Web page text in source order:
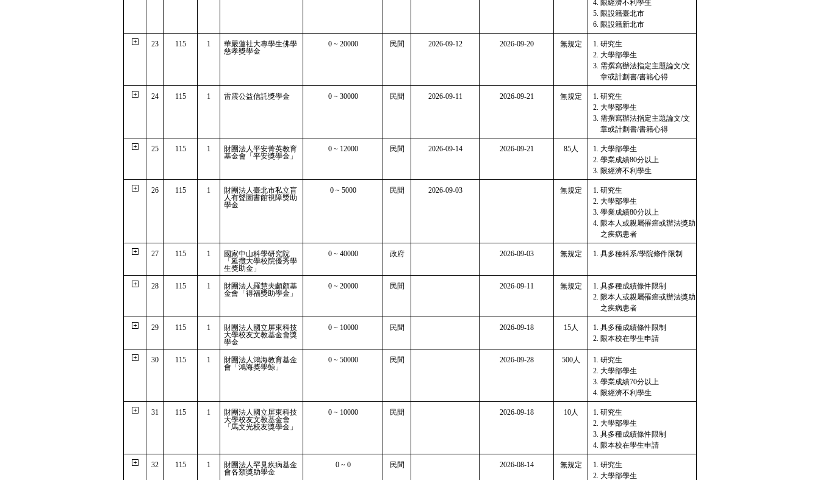
限經濟不利學生
限設籍臺北市
限設籍新北市
23 115 1
華嚴蓮社大專學生佛學
慈孝獎學金
0 ~ 20000 民間 2026-09-12 2026-09-20 無規定
研究生
大學部學生
需撰寫辦法指定主題論文/文
章或計劃書/書籍心得
24 115 1 雷震公益信託獎學金 0 ~ 30000 民間 2026-09-11 2026-09-21 無規定
研究生
大學部學生
需撰寫辦法指定主題論文/文
章或計劃書/書籍心得
25 115 1
財團法人平安菁英教育
基金會「平安獎學金」
0 ~ 12000 民間 2026-09-14 2026-09-21 85人
大學部學生
學業成績80分以上
限經濟不利學生
26 115 1
財團法人臺北市私立盲
人有聲圖書館視障獎助
學金
0 ~ 5000 民間 2026-09-03 無規定
研究生
大學部學生
學業成績80分以上
限本人或親屬罹癌或辦法獎助
之疾病患者
27 115 1
國家中山科學研究院
「延攬大學校院優秀學
生獎助金」
0 ~ 40000 政府 2026-09-03 無規定 具多種科系/學院條件限制
28 115 1
財團法人羅慧夫顱顏基
金會「得福獎助學金」
0 ~ 20000 民間 2026-09-11 無規定
具多種成績條件限制
限本人或親屬罹癌或辦法獎助
之疾病患者
29 115 1
財團法人國立屏東科技
大學校友文教基金會獎
學金
0 ~ 10000 民間 2026-09-18 15人
具多種成績條件限制
限本校在學生申請
30 115 1
財團法人鴻海教育基金
會「鴻海獎學鯨」
0 ~ 50000 民間 2026-09-28 500人
研究生
大學部學生
學業成績70分以上
限經濟不利學生
31 115 1
財團法人國立屏東科技
大學校友文教基金會
「馬文光校友獎學金」
0 ~ 10000 民間 2026-09-18 10人
研究生
大學部學生
具多種成績條件限制
限本校在學生申請
32 115 1
財團法人罕見疾病基金
會各類獎助學金
0 ~ 0 民間 2026-08-14 無規定
研究生
大學部學生